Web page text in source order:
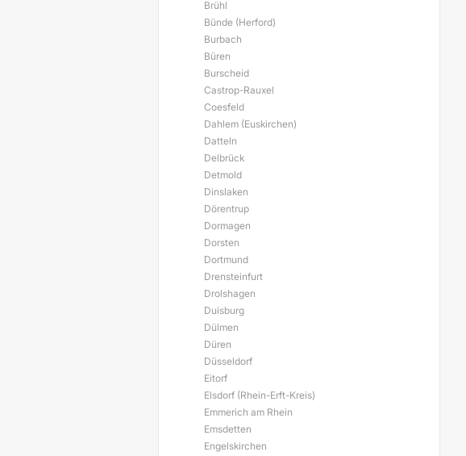
Brühl
Bünde (Herford)
Burbach
Büren
Burscheid
Castrop-Rauxel
Coesfeld
Dahlem (Euskirchen)
Datteln
Delbrück
Detmold
Dinslaken
Dörentrup
Dormagen
Dorsten
Dortmund
Drensteinfurt
Drolshagen
Duisburg
Dülmen
Düren
Düsseldorf
Eitorf
Elsdorf (Rhein-Erft-Kreis)
Emmerich am Rhein
Emsdetten
Engelskirchen